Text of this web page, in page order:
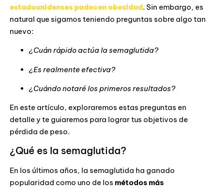
estadounidenses padecen obesidad. Sin embargo, es
natural que sigamos teniendo preguntas sobre algo tan
nuevo:
¿Cuán rápido actúa la semaglutida?
¿Es realmente efectiva?
¿Cuándo notaré los primeros resultados?
En este artículo, exploraremos estas preguntas en
detalle y te guiaremos para lograr tus objetivos de
pérdida de peso.
¿Qué es la semaglutida?
En los últimos años, la semaglutida ha ganado
popularidad como uno de los métodos más